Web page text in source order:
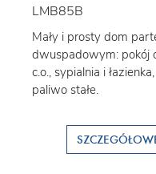
LMB85B
Mały i prosty dom
dwuspadowym: pokój
c.o., sypialnia i
paliwo stałe.